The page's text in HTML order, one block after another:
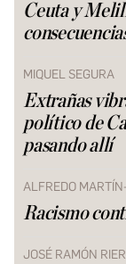
Ceuta y
MIQUEL SEGURA
Extrañas
político de
pasando allí
ALFREDO
Racismo
JOSÉ RAMÓN